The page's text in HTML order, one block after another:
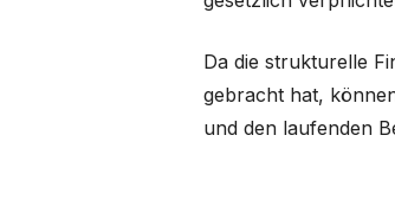
Da die strukturelle
gebracht hat,
und den laufenden